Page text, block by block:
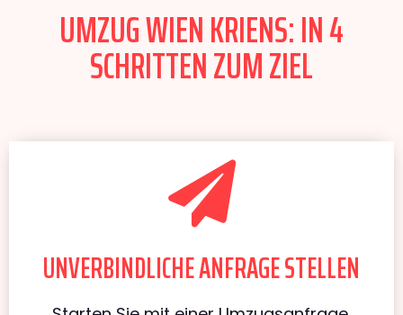
UMZUG WIEN KRIENS: IN 4
SCHRITTEN ZUM ZIEL
UNVERBINDLICHE ANFRAGE STELLEN